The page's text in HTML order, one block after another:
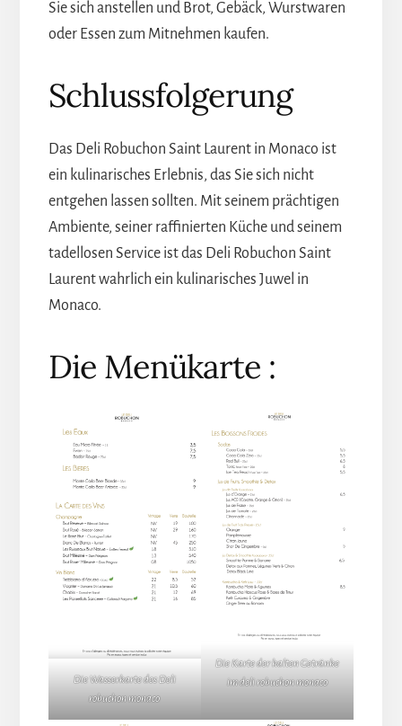
Sie sich anstellen und Brot, Gebäck, Wurstwaren
oder Essen zum Mitnehmen kaufen.
Schlussfolgerung
Das Deli Robuchon Saint Laurent in Monaco ist
ein kulinarisches Erlebnis, das Sie sich nicht
entgehen lassen sollten. Mit seinem prächtigen
Ambiente, seiner raffinierten Küche und seinem
tadellosen Service ist das Deli Robuchon Saint
Laurent wahrlich ein kulinarisches Juwel in
Monaco.
Die Menükarte :
Die Wasserkarte des Deli
robuchon monaco
Die Karte der kalten Getränke
im deli robuchon monaco